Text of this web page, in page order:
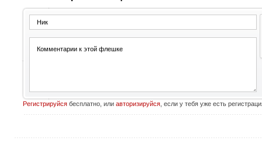
Регистрируйсябесплатно, или авторизируйся, если у тебя уже есть